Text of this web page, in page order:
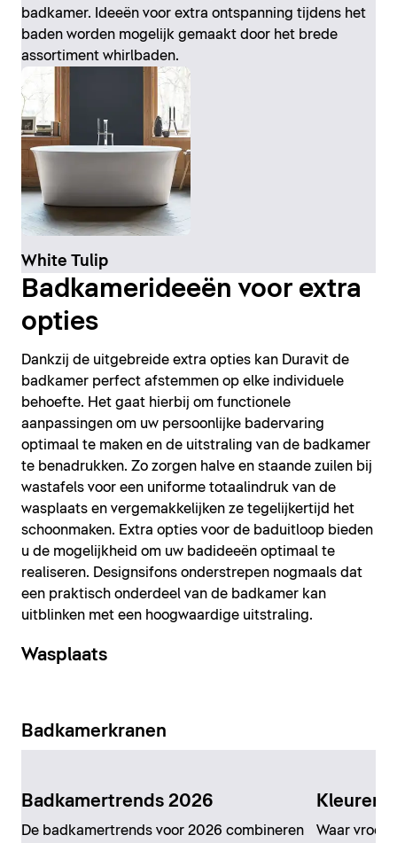
badkamer. Ideeën voor extra ontspanning tijdens het
baden worden mogelijk gemaakt door het brede
assortiment whirlbaden.
White Tulip
Badkamerideeën voor extra
opties
Dankzij de uitgebreide extra opties kan Duravit de
badkamer perfect afstemmen op elke individuele
behoefte. Het gaat hierbij om functionele
aanpassingen om uw persoonlijke badervaring
optimaal te maken en de uitstraling van de badkamer
te benadrukken. Zo zorgen halve en staande zuilen bij
wastafels voor een uniforme totaalindruk van de
wasplaats en vergemakkelijken ze tegelijkertijd het
schoonmaken. Extra opties voor de baduitloop bieden
u de mogelijkheid om uw badideeën optimaal te
realiseren. Designsifons onderstrepen nogmaals dat
een praktisch onderdeel van de badkamer kan
uitblinken met een hoogwaardige uitstraling.
Wasplaats
Badkamerkranen
Badkamertrends 2026
De badkamertrends voor 2026 combineren
Kleuren
Waar